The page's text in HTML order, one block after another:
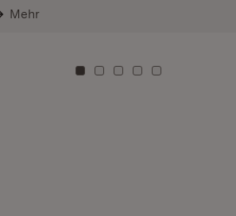
Mehr
Zu Kachel: 0
Zu Kachel: 3
Zu Kachel: 6
Zu Kachel: 9
Zu Kachel: 12